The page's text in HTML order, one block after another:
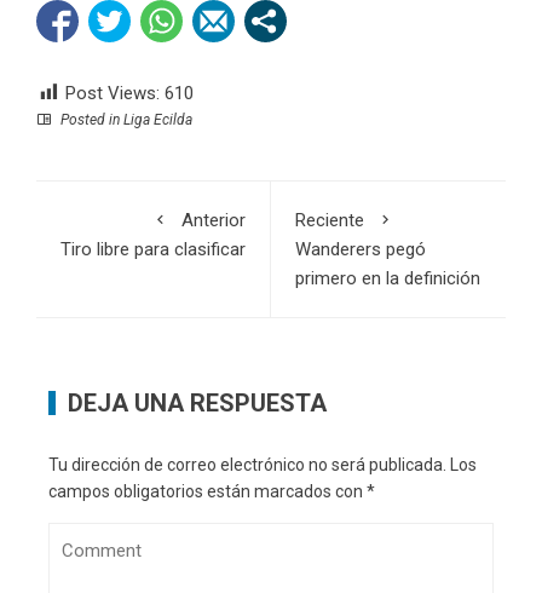
Post Views: 610
Posted in Liga Ecilda
Anterior
Tiro libre para clasificar
Reciente
Wanderers pegó
primero en la definición
DEJA UNA RESPUESTA
Tu dirección de correo electrónico no será publicada.
Los
campos obligatorios están marcados con *